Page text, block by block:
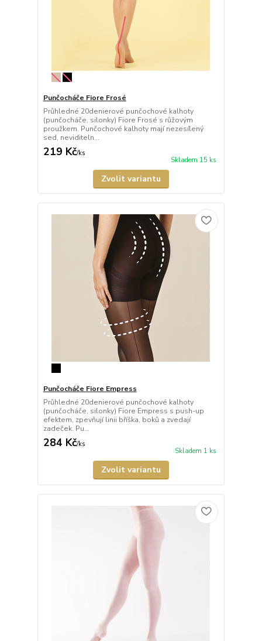
Punčocháče Fiore Frosé
Průhledné 20denierové punčochové kalhoty
(punčocháče, silonky) Fiore Frosé s růžovým
proužkem. Punčochové kalhoty mají nezesílený
sed, neviditeln...
219 Kč/ks
Skladem 15 ks
Zvolit variantu
Punčocháče Fiore Empress
Průhledné 20denierové punčochové kalhoty
(punčocháče, silonky) Fiore Empress s push-up
efektem, zpevňují linii bříška, boků a zvedají
zadeček. Pu...
284 Kč/ks
Skladem 1 ks
Zvolit variantu